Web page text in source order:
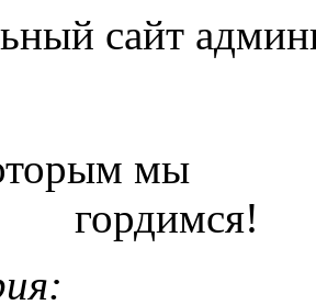
сайт
мы